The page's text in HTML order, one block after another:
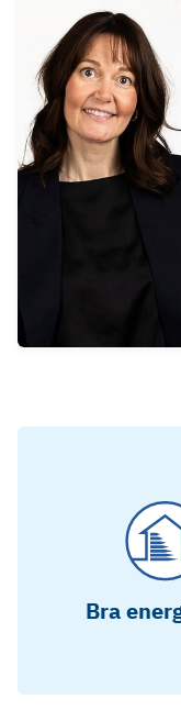
Bra